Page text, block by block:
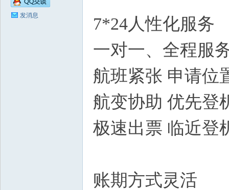
发消息
7*24人性化服务
一对一、全程服
航班紧张 申请位
航变协助 优先
极速出票 临近
账期方式灵活